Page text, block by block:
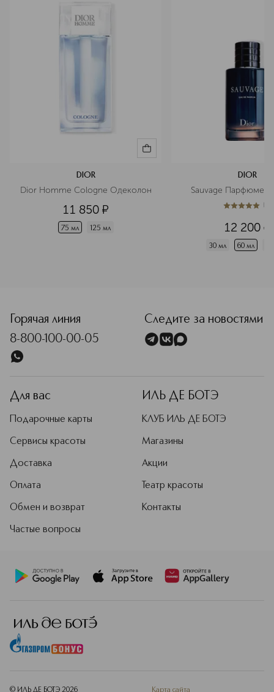
DIOR
Dior Homme Cologne Одеколон
11 850 ¤
75 мл 125 мл
DIOR
Sauvage
5из 51 (
12 200 ¤
30 мл 60 мл
Горячая линия
8-800-100-00-05
Следите за новостями
Для вас
Подарочные карты
Сервисы красоты
Доставка
Оплата
Обмен и возврат
Частые вопросы
ИЛЬ ДЕ БОТЭ
КЛУБ ИЛЬ ДЕ БОТЭ
Магазины
Акции
Театр красоты
Контакты
© ИЛЬ ДЕ БОТЭ 2026 Карта сайта